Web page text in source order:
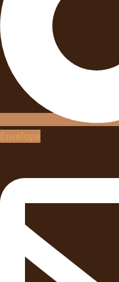
Envelope